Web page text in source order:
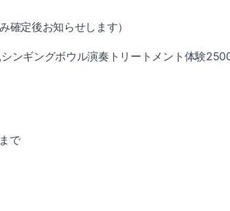
確定後お知らせします）
ギングボウル演奏トリートメント体験
まで